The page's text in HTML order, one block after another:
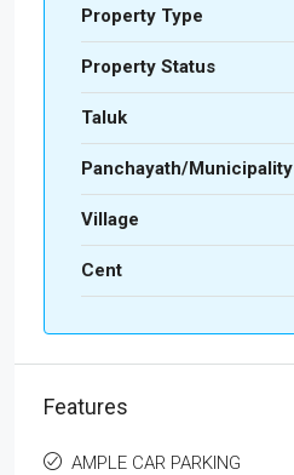
Property Type
Property Status
Taluk
Panchayath/Municipality
Village
Cent
Features
AMPLE CAR PARKING